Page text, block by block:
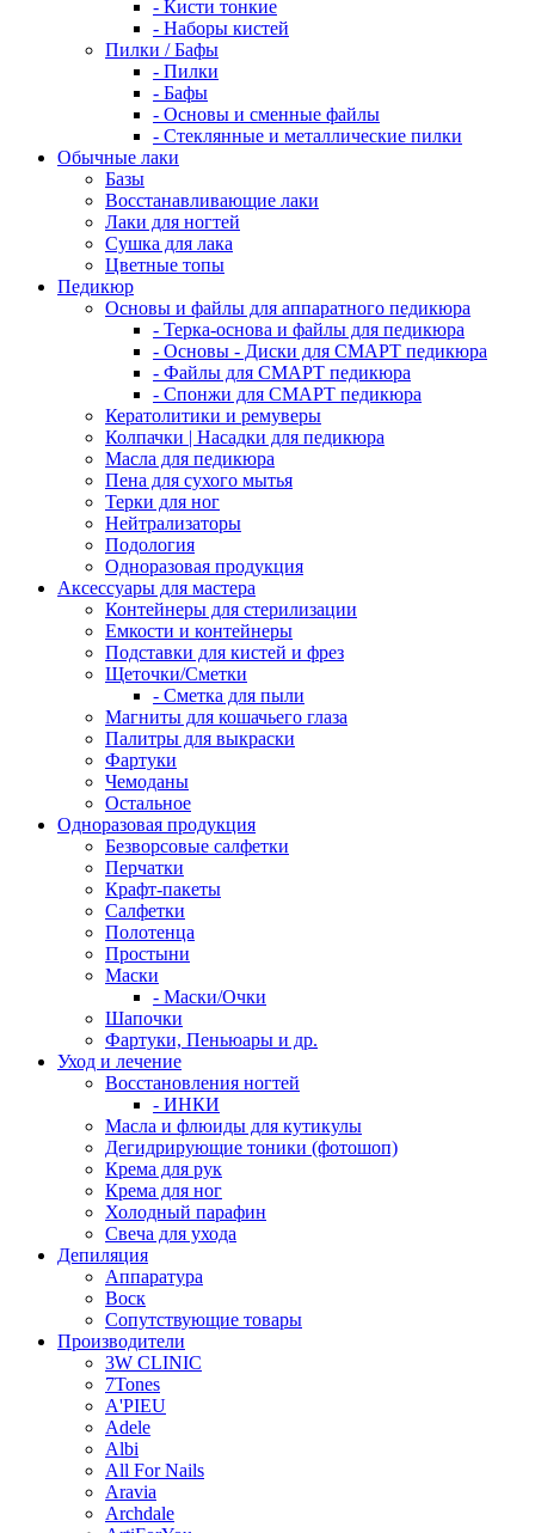
- Кисти тонкие
- Наборы кистей
Пилки / Бафы
- Пилки
- Бафы
- Основы и сменные файлы
- Стеклянные и металлические пилки
Обычные лаки
Базы
Восстанавливающие лаки
Лаки для ногтей
Сушка для лака
Цветные топы
Педикюр
Основы и файлы для аппаратного педикюра
- Терка-основа и файлы для педикюра
- Основы - Диски для СМАРТ педикюра
- Файлы для СМАРТ педикюра
- Спонжи для СМАРТ педикюра
Кератолитики и ремуверы
Колпачки | Насадки для педикюра
Масла для педикюра
Пена для сухого мытья
Терки для ног
Нейтрализаторы
Подология
Одноразовая продукция
Аксессуары для мастера
Контейнеры для стерилизации
Емкости и контейнеры
Подставки для кистей и фрез
Щеточки/Сметки
- Сметка для пыли
Магниты для кошачьего глаза
Палитры для выкраски
Фартуки
Чемоданы
Остальное
Одноразовая продукция
Безворсовые салфетки
Перчатки
Крафт-пакеты
Салфетки
Полотенца
Простыни
Маски
- Маски/Очки
Шапочки
Фартуки, Пеньюары и др.
Уход и лечение
Восстановления ногтей
- ИНКИ
Масла и флюиды для кутикулы
Дегидрирующие тоники (фотошоп)
Крема для рук
Крема для ног
Холодный парафин
Свеча для ухода
Депиляция
Аппаратура
Воск
Сопутствующие товары
Производители
3W CLINIC
7Tones
A'PIEU
Adele
Albi
All For Nails
Aravia
Archdale